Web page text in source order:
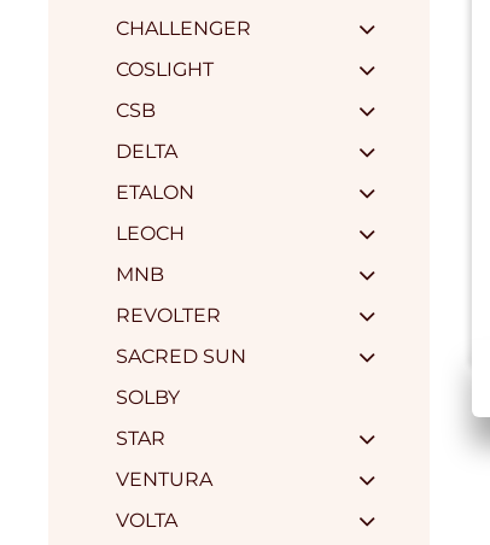
CHALLENGER
COSLIGHT
CSB
DELTA
ETALON
LEOCH
MNB
REVOLTER
SACRED SUN
SOLBY
STAR
VENTURA
VOLTA